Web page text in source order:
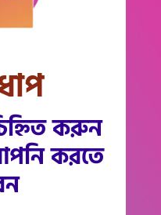
করুন
করতে